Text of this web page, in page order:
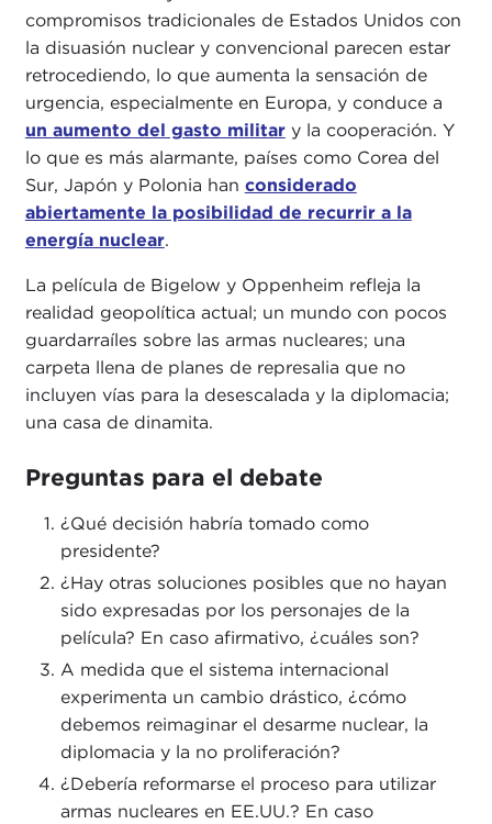
compromisos tradicionales de Estados Unidos con
la disuasión nuclear y convencional parecen estar
retrocediendo, lo que aumenta la sensación de
urgencia, especialmente en Europa, y conduce a
un aumento del gasto military la cooperación. Y
lo que es más alarmante, países como Corea del
Sur, Japón y Polonia han considerado
abiertamente la posibilidad de recurrir a la
energía nuclear.
La película de Bigelow y Oppenheim refleja la
realidad geopolítica actual; un mundo con pocos
guardarraíles sobre las armas nucleares; una
carpeta llena de planes de represalia que no
incluyen vías para la desescalada y la diplomacia;
una casa de dinamita.
Preguntas para el debate
¿Qué decisión habría tomado como
presidente?
¿Hay otras soluciones posibles que no hayan
sido expresadas por los personajes de la
película? En caso afirmativo, ¿cuáles son?
A medida que el sistema internacional
experimenta un cambio drástico, ¿cómo
debemos reimaginar el desarme nuclear, la
diplomacia y la no proliferación?
¿Debería reformarse el proceso para utilizar
armas nucleares en EE.UU.? En caso